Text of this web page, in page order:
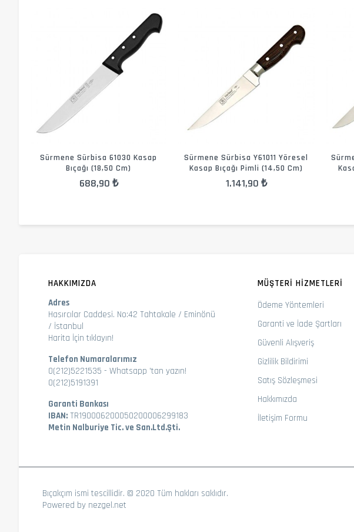
Sürmene Sürbisa 61030 Kasap
Bıçağı (18,50 Cm)
688,90 ₺
Sürmene Sürbisa Y61011 Yöresel
Kasap Bıçağı Pimli (14,50 Cm)
1.141,90 ₺
HAKKIMIZDA
Adres
Hasırcılar Caddesi. No:42 Tahtakale / Eminönü
/ İstanbul
Harita İçin tıklayın!
Telefon Numaralarımız
0(212)5221535 - Whatsapp 'tan yazın!
0(212)5191391
Garanti Bankası
IBAN: TR190006200050200006299183
Metin Nalburiye Tic. ve San.Ltd.Şti.
MÜŞTERI HIZMETLERI
Ödeme Yöntemleri
Garanti ve İade Şartları
Güvenli Alışveriş
Gizlilik Bildirimi
Satış Sözleşmesi
Hakkımızda
İletişim Formu
Bıçakçım ismi tescillidir. © 2020 Tüm hakları saklıdır.
Powered by nezgel.net